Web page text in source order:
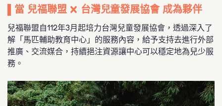
▌當 兒福聯盟 X 台灣兒童發展協會 成為夥伴
兒福聯盟自112年3月起培力台灣兒童發展協會，透過深入了
解「馬匹輔助教育中心」的服務內容，給予支持去進行外部
推廣、交流媒合，持續挹注資源讓中心可以穩定地為兒少服
務。